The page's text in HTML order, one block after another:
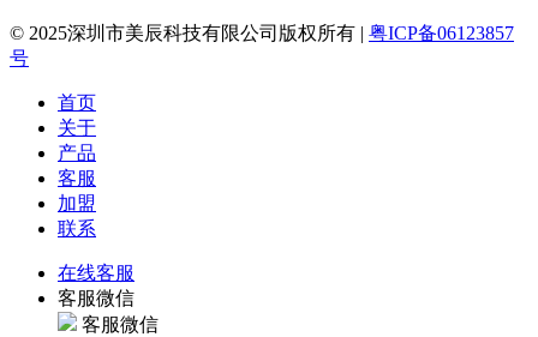
© 2025深圳市美辰科技有限公司版权所有 | 粤ICP备06123857
号
首页
关于
产品
客服
加盟
联系
在线客服
客服微信
客服微信